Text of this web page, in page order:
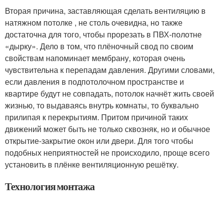
Вторая причина, заставляющая сделать вентиляцию в
натяжном потолке , не столь очевидна, но также
достаточна для того, чтобы прорезать в ПВХ-полотне
«дырку». Дело в том, что плёночный свод по своим
свойствам напоминает мембрану, которая очень
чувствительна к перепадам давления. Другими словами,
если давления в подпотолочном пространстве и
квартире будут не совпадать, потолок начнёт жить своей
жизнью, то выдаваясь внутрь комнаты, то буквально
прилипая к перекрытиям. Притом причиной таких
движений может быть не только сквозняк, но и обычное
открытие-закрытие окон или двери. Для того чтобы
подобных неприятностей не происходило, проще всего
установить в плёнке вентиляционную решётку.
Технология монтажа